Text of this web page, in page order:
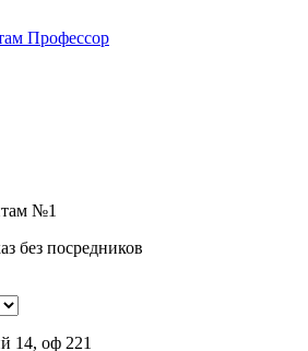
№1
без посредников
14, оф 221